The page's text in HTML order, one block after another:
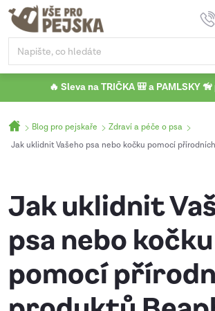
Přejít
obsah
🔥 Sleva na TRIČKA 🎒 a PAMLSKY
Domů
Blog pro pejskaře
Zdraví a péče o psa
Jak uklidnit Vašeho psa nebo kočku pomocí
Jak uklidnit
psa nebo kočku
pomocí